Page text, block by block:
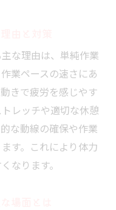
な理由は、単純作業
業ペースの速さにあ
きで疲労を感じやす
レッチや適切な休憩
な動線の確保や作業
す。これにより体力
なります。